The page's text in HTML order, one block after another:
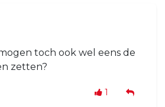
toch ook wel eens de
zetten?
1